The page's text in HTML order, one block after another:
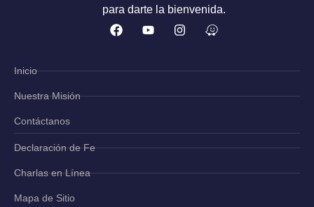
para darte la bienvenida.
Inicio
Nuestra Misión
Contáctanos
Declaración de Fe
Charlas en Línea
Mapa de Sitio